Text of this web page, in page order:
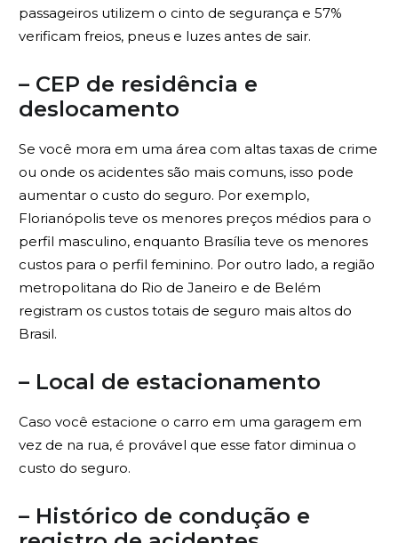
passageiros utilizem o cinto de segurança e 57%
verificam freios, pneus e luzes antes de sair.
– CEP de residência e
deslocamento
Se você mora em uma área com altas taxas de crime
ou onde os acidentes são mais comuns, isso pode
aumentar o custo do seguro. Por exemplo,
Florianópolis teve os menores preços médios para o
perfil masculino, enquanto Brasília teve os menores
custos para o perfil feminino. Por outro lado, a região
metropolitana do Rio de Janeiro e de Belém
registram os custos totais de seguro mais altos do
Brasil.
– Local de estacionamento
Caso você estacione o carro em uma garagem em
vez de na rua, é provável que esse fator diminua o
custo do seguro.
– Histórico de condução e